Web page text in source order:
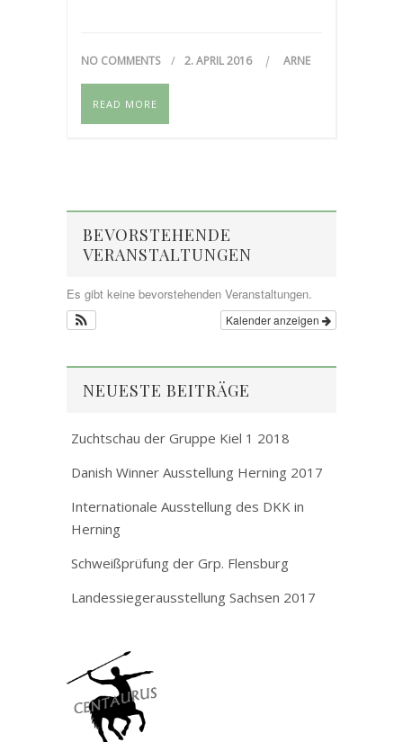
NO COMMENTS 2. APRIL 2016 ARNE
READ MORE
BEVORSTEHENDE
VERANSTALTUNGEN
Es gibt keine bevorstehenden Veranstaltungen.
Kalender anzeigen
NEUESTE BEITRÄGE
Zuchtschau der Gruppe Kiel 1 2018
Danish Winner Ausstellung Herning 2017
Internationale Ausstellung des DKK in
Herning
Schweißprüfung der Grp. Flensburg
Landessiegerausstellung Sachsen 2017